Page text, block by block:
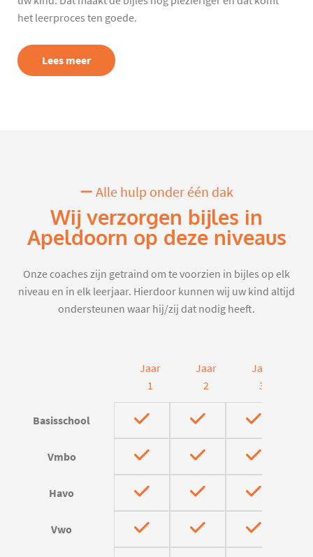
het leerproces ten goede.
Lees meer
Alle hulp onder één dak
Wij verzorgen bijles in
Apeldoorn op deze niveaus
Onze coaches zijn getraind om te voorzien in bijles op elk
niveau en in elk leerjaar. Hierdoor kunnen wij uw kind altijd
ondersteunen waar hij/zij dat nodig heeft.
Jaar
1
Jaar
2
Jaar
3
Basisschool
Vmbo
Havo
Vwo